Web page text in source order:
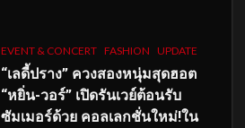
EVENT & CONCERT FASHION UPDATE
“เลดี้ปราง” ควงสองหนุ่มสุดฮอต
“หยิ่น-วอร์” เปิดรันเวย์ต้อนรับ
ซัมเมอร์ด้วย คอลเลกชั่นใหม่!ใน